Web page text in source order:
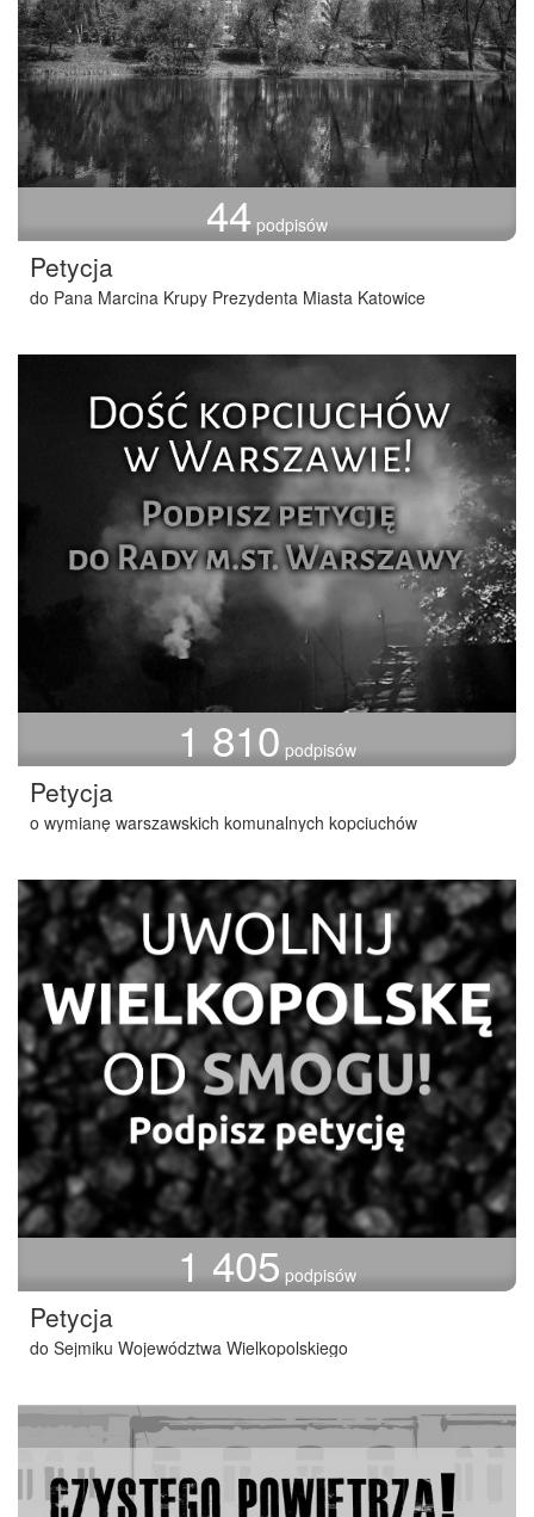
44 podpisów
Petycja
do Pana Marcina Krupy Prezydenta Miasta Katowice
1 810 podpisów
Petycja
o wymianę warszawskich komunalnych kopciuchów
1 405 podpisów
Petycja
do Sejmiku Województwa Wielkopolskiego